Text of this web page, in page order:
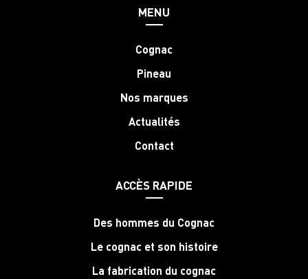
MENU
Cognac
Pineau
Nos marques
Actualités
Contact
ACCÈS RAPIDE
Des hommes du Cognac
Le cognac et son histoire
La fabrication du cognac